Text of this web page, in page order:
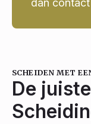
dan
SCHEIDEN MET
De